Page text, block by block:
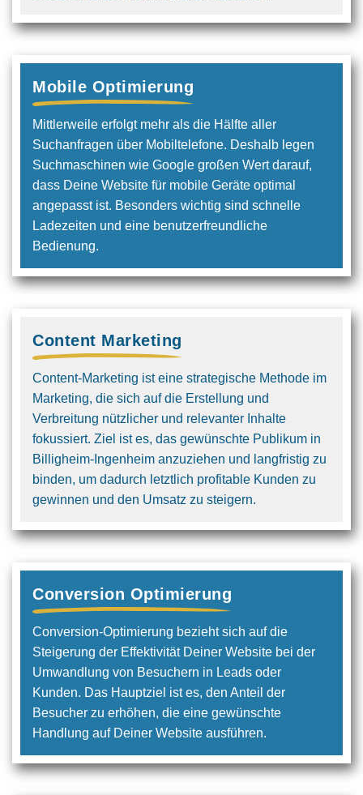
Mobile Optimierung
Mittlerweile erfolgt mehr als die Hälfte aller
Suchanfragen über Mobiltelefone. Deshalb legen
Suchmaschinen wie Google großen Wert darauf,
dass Deine Website für mobile Geräte optimal
angepasst ist. Besonders wichtig sind schnelle
Ladezeiten und eine benutzerfreundliche
Bedienung.
Content Marketing
Content-Marketing ist eine strategische Methode im
Marketing, die sich auf die Erstellung und
Verbreitung nützlicher und relevanter Inhalte
fokussiert. Ziel ist es, das gewünschte Publikum in
Billigheim-Ingenheim anzuziehen und langfristig zu
binden, um dadurch letztlich profitable Kunden zu
gewinnen und den Umsatz zu steigern.
Conversion Optimierung
Conversion-Optimierung bezieht sich auf die
Steigerung der Effektivität Deiner Website bei der
Umwandlung von Besuchern in Leads oder
Kunden. Das Hauptziel ist es, den Anteil der
Besucher zu erhöhen, die eine gewünschte
Handlung auf Deiner Website ausführen.